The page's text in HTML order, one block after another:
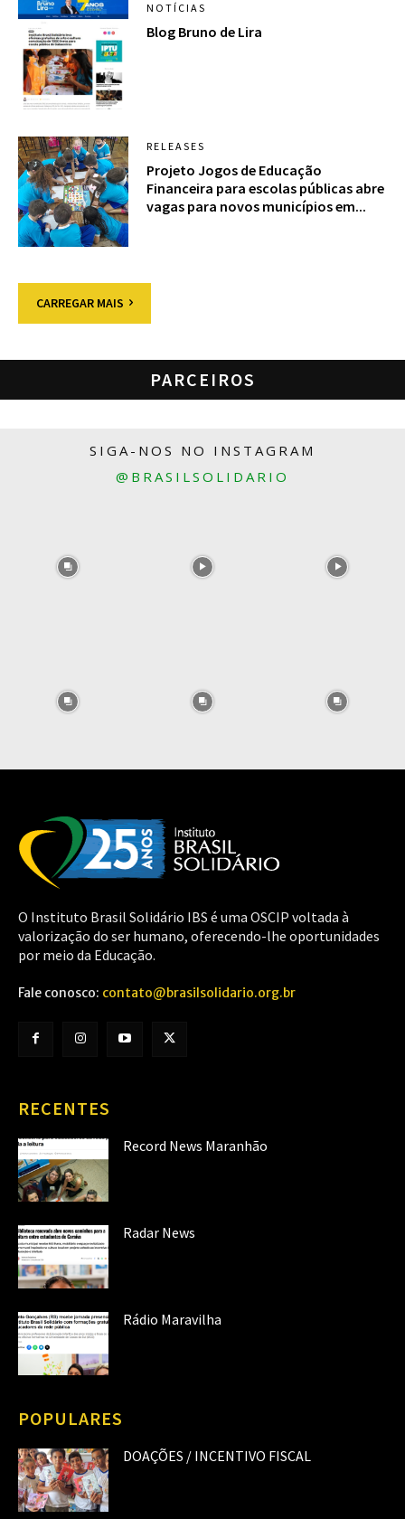
NOTÍCIAS
Blog Bruno de Lira
RELEASES
Projeto Jogos de Educação
Financeira para escolas públicas abre
vagas para novos municípios em...
CARREGAR MAIS
PARCEIROS
SIGA-NOS NO INSTAGRAM
@BRASILSOLIDARIO
O Instituto Brasil Solidário IBS é uma OSCIP voltada à
valorização do ser humano, oferecendo-lhe oportunidades
por meio da Educação.
Fale conosco: contato@brasilsolidario.org.br
RECENTES
Record News Maranhão
Radar News
Rádio Maravilha
POPULARES
DOAÇÕES / INCENTIVO FISCAL